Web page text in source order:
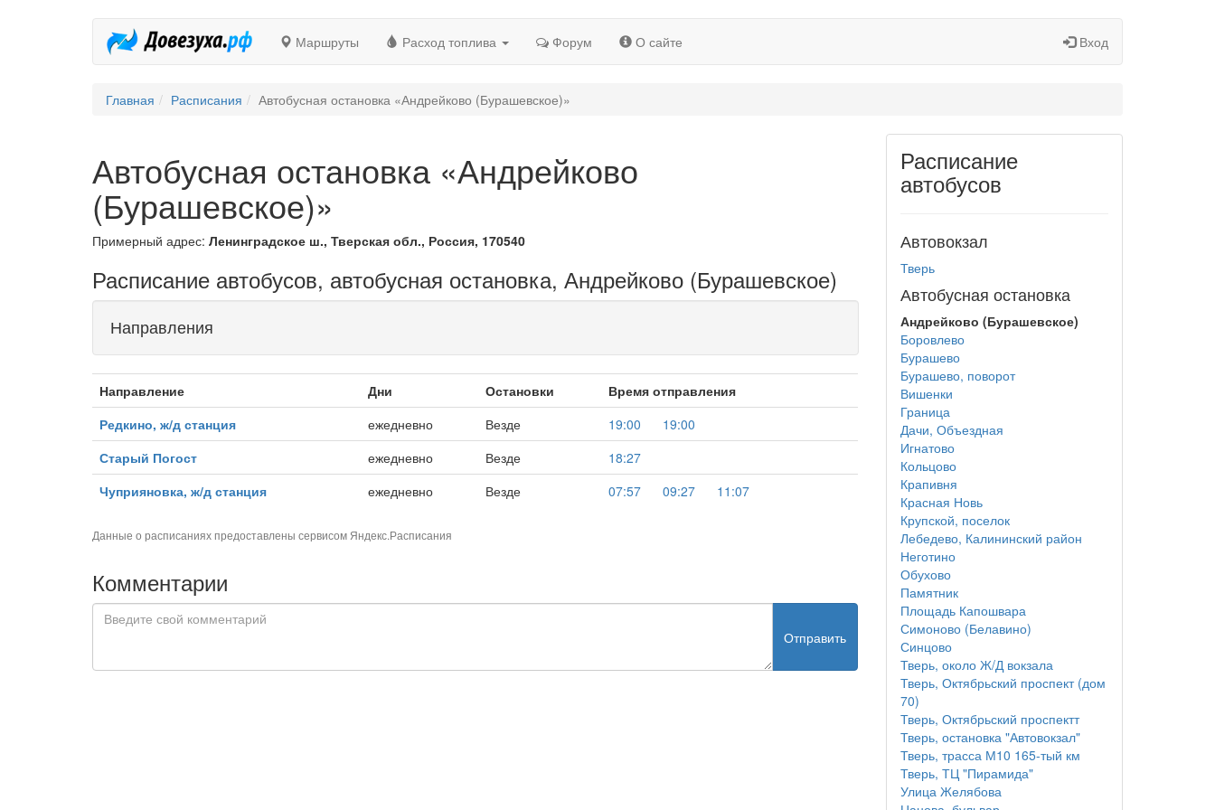
Маршруты Расход топлива Форум О сайте Вход
Главная Расписания Автобусная остановка «Андрейково (Бурашевское)»
Автобусная остановка «Андрейково
(Бурашевское)»
Примерный адрес: Ленинградское ш., Тверская обл., Россия, 170540
Расписание автобусов, автобусная остановка, Андрейково (Бурашевское)
Направления
Направление Дни Остановки
Время отправления
Редкино, ж/д станция
ежедневно Везде 19:00
19:00
Старый Погост
ежедневно Везде
18:27
Чуприяновка, ж/д станция
ежедневно Везде 07:57 09:27 11:07
Данные о расписаниях предоставлены сервисом Яндекс.Расписания
Комментарии
Отправить
Расписание
автобусов
Автовокзал
Тверь
Автобусная остановка
Андрейково (Бурашевское)
Боровлево
Бурашево
Бурашево, поворот
Вишенки
Граница
Дачи, Объездная
Игнатово
Кольцово
Крапивня
Красная Новь
Крупской, поселок
Лебедево, Калининский район
Неготино
Обухово
Памятник
Площадь Капошвара
Симоново (Белавино)
Синцово
Тверь, около Ж/Д вокзала
Тверь, Октябрьский проспект (дом
70)
Тверь, Октябрьский проспектт
Тверь, остановка "Автовокзал"
Тверь, трасса М10 165-тый км
Тверь, ТЦ "Пирамида"
Улица Желябова